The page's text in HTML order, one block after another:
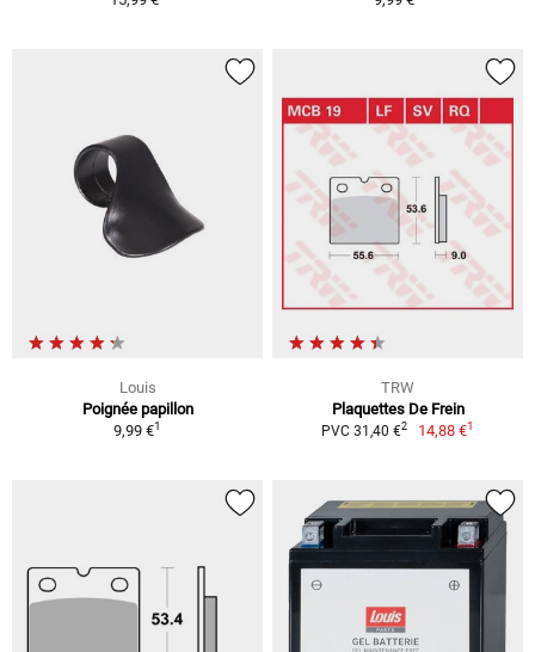
Louis
Poignée papillon
9,99 €1
TRW
Plaquettes De Frein
PVC 31,40 €2 14,88 €1